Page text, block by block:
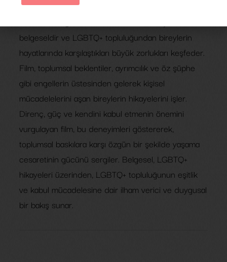
belgeseldir ve LGBTQ+ topluluğundan bireylerin
hayatlarında karşılaştıkları büyük zorlukları keşfeder.
Film, toplumsal beklentiler, ayrımcılık ve öz şüphe
gibi engellerin üstesinden gelerek kişisel
mücadelelerini aşan bireylerin hikayelerini işler.
Direnç, güç ve kendini kabul etmenin önemini
vurgulayan film, bu deneyimleri göstererek,
toplumsal baskılara karşı özgün bir şekilde yaşama
cesaretinin gücünü sergiler. Belgesel, LGBTQ+
hikayeleri üzerinden, LGBTQ+ topluluğunun eşitlik
ve kabul mücadelesine dair ilham verici ve duygusal
bir bakış sunar.